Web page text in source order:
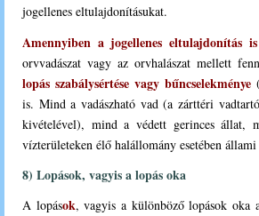
jogellenes eltulajdonításukat.
Amennyiben a jogellenes eltulajdonítás
orvvadászat vagy az orvhalászat mellett
lopás szabálysértése vagy bűncselekménye
is. Mind a vadászható vad (a zárttéri
kivételével), mind a védett gerinces állat,
vízterületeken élő halállomány esetében
8) Lopások, vagyis a lopás oka
A lopások, vagyis a különböző lopások oka